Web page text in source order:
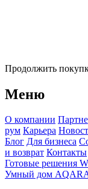
Продолжить
Меню
О компании
рум Карьера
Блог Для бизнеса
и возврат Контакты
Готовые решения
Умный дом